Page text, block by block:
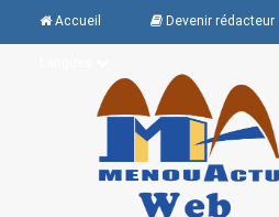
Accueil Devenir rédacteur